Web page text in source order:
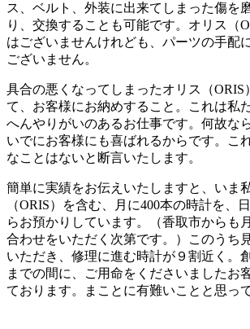
ス、ベルト、外装に出来てしまった傷を
り、交換することも可能です。オリス（
はございませんけれども、パーツの手配
ございません。
具合の悪くなってしまったオリス（ORIS
て、お客様にお納めすること。これは私
へんやりがいのあるお仕事です。何故な
いでにお客様にも喜ばれるからです。こ
なことはないと断言いたします。
簡単に実績をお伝えいたしますと、いま
（ORIS）を含む、月に400本の時計を、
らお預かりしています。（香取市からも
合わせをいただく次第です。）このうち
いただき、修理に進む時計が９割近く。
までの間に、ご用命をくださいましたお
ております。まことに有難いことと思っ